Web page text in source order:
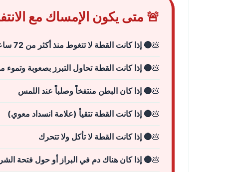
🚨 متى يكون الإمساك مع
🔴 إذا كانت القطة لا تتغوط منذ أكثر من 72 ساعة
🔴 إذا كانت القطة تحاول التبرز بصعوبة وتموء
🔴 إذا كان البطن منتفخاً وصلباً عند اللمس
🔴 إذا كانت القطة تتقيأ (علامة انسداد معوي)
🔴 إذا كانت القطة لا تأكل ولا تتحرك
🔴 إذا كان هناك دم في البراز أو حول فتحة